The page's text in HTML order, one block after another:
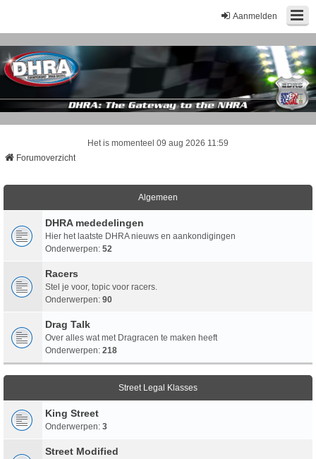
Aanmelden
Het is momenteel 09 aug 2026 11:59
Forumoverzicht
Algemeen
DHRA mededelingen
Hier het laatste DHRA nieuws en aankondigingen
Onderwerpen: 52
Racers
Stel je voor, topic voor racers.
Onderwerpen: 90
Drag Talk
Over alles wat met Dragracen te maken heeft
Onderwerpen: 218
Street Legal Klasses
King Street
Onderwerpen: 3
Street Modified